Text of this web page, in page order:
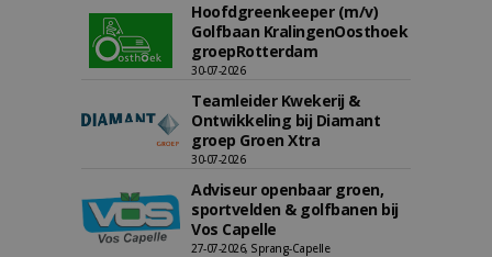
Hoofdgreenkeeper (m/v)
Golfbaan KralingenOosthoek
groepRotterdam
30-07-2026
Teamleider Kwekerij &
Ontwikkeling bij Diamant
groep Groen Xtra
30-07-2026
Adviseur openbaar groen,
sportvelden & golfbanen bij
Vos Capelle
27-07-2026, Sprang-Capelle